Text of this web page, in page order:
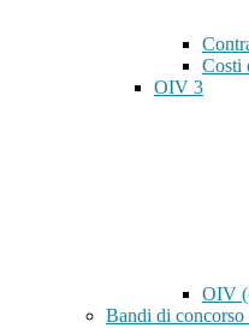
Costi
OIV 3
OIV
Bandi di concorso